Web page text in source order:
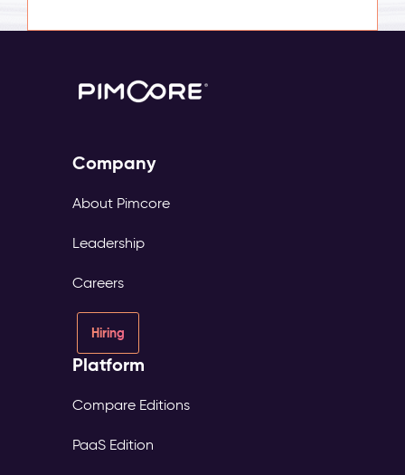
Company
About Pimcore
Leadership
Careers
Hiring
Platform
Compare Editions
PaaS Edition